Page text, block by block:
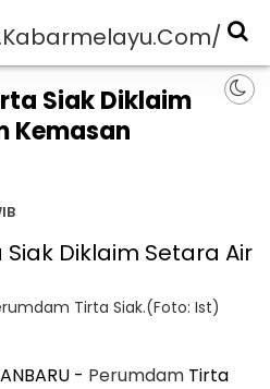
Siak Diklaim
Kemasan
Tirta Siak.(Foto: Ist)
- Perumdam Tirta